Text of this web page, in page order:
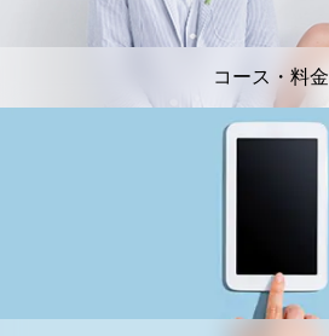
コース・料金